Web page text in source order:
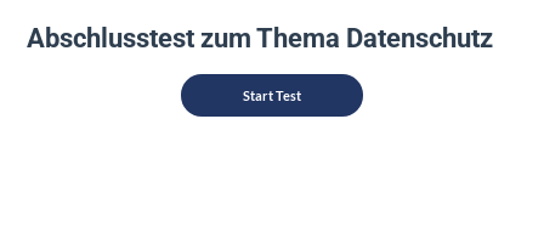
Abschlusstest zum Thema Datenschutz